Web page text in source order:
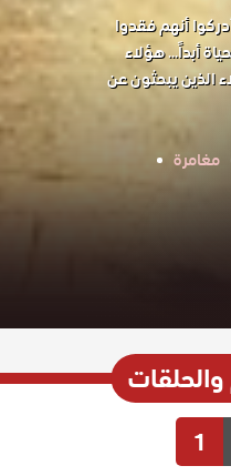
أنهم فقدوا
أبداً... هؤلاء
الذين يبحثون عن
مغامرة
1